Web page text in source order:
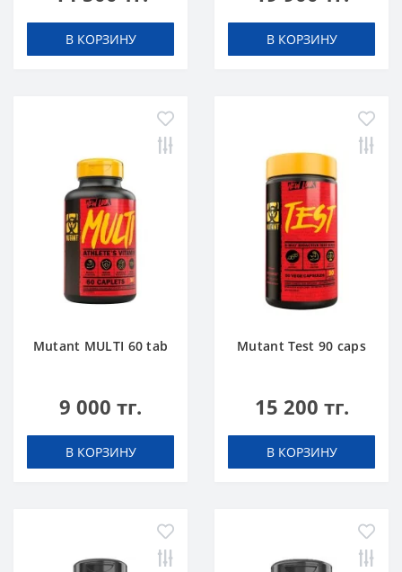
В КОРЗИНУ В КОРЗИНУ
Mutant MULTI 60 tab
9 000 тг.
В КОРЗИНУ
Mutant Test 90 caps
15 200 тг.
В КОРЗИНУ